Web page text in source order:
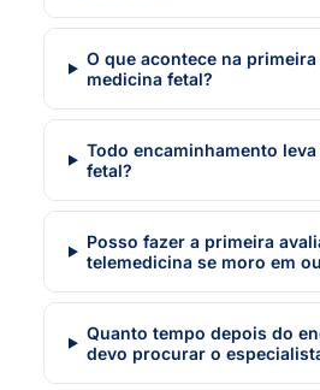
O que acontece na
medicina fetal?
Todo encaminhamento
fetal?
Posso fazer a primeira
telemedicina se moro em
Quanto tempo depois do
devo procurar o